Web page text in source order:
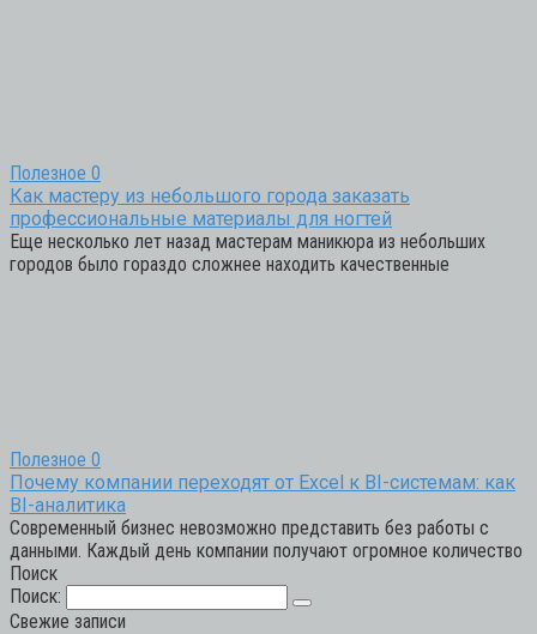
Полезное 0
Как мастеру из небольшого города заказать
профессиональные материалы для ногтей
Еще несколько лет назад мастерам маникюра из небольших
городов было гораздо сложнее находить качественные
Полезное 0
Почему компании переходят от Excel к BI-системам: как
BI-аналитика
Современный бизнес невозможно представить без работы с
данными. Каждый день компании получают огромное количество
Поиск
Поиск:
Свежие записи